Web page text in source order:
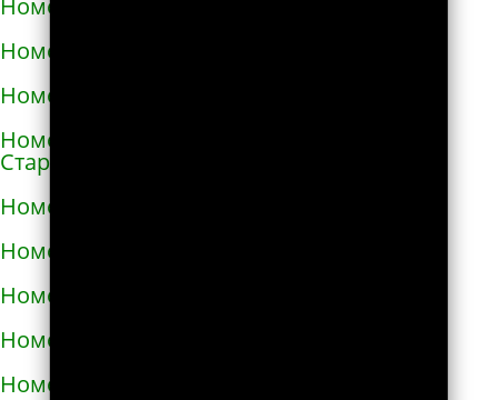
Номера телефонов такси в Сокале
Номера телефонов такси в Солоницевке
Номера телефонов такси в Сосновке
Номера телефонов такси в
Староконстантинове
Номера телефонов такси в Стебнике
Номера телефонов такси в Стрые
Номера телефонов такси в Сумах
Номера телефонов такси в Таврийске
Номера телефонов такси в Тальном